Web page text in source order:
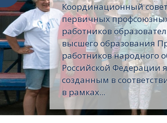
Координационный
первичных
работников
высшего образования
работников народного
Российской Федерации
созданным в
в рамках...